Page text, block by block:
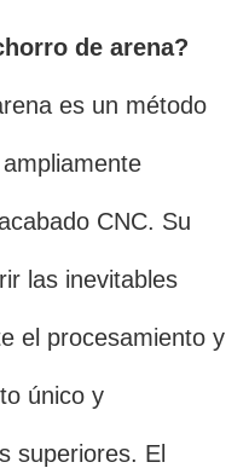
de arena?
es un método
CNC. Su
las inevitables
el procesamiento y
único y
superiores. El